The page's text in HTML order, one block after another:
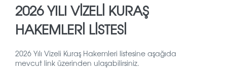
2026 YILI VİZELİ KURAŞ
HAKEMLERİ LİSTESİ
2026 Yılı Vizeli Kuraş Hakemleri listesine aşağıda
mevcut link üzerinden ulaşabilirsiniz.